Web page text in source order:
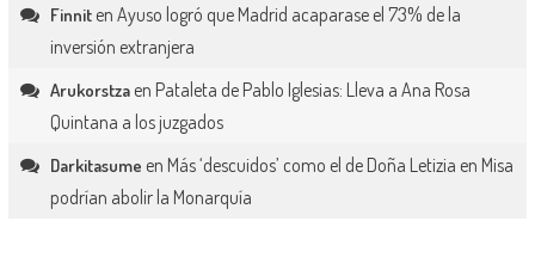
Finniten Ayuso logró que Madrid acaparase el 73% de la
inversión extranjera
Arukorstzaen Pataleta de Pablo Iglesias: Lleva a Ana Rosa
Quintana a los juzgados
Darkitasume en Más ‘descuidos’ como el de Doña Letizia en Misa
podrían abolir la Monarquía